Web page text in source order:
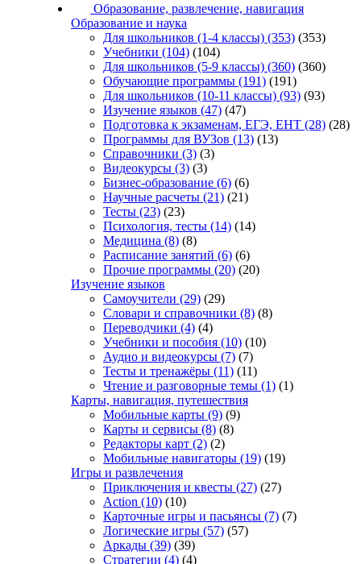
Образование, развлечение, навигация
Образование и наука
Для школьников (1-4 классы) (353) (353)
Учебники (104) (104)
Для школьников (5-9 классы) (360) (360)
Обучающие программы (191) (191)
Для школьников (10-11 классы) (93) (93)
Изучение языков (47) (47)
Подготовка к экзаменам, ЕГЭ, ЕНТ (28) (28)
Программы для ВУЗов (13) (13)
Справочники (3) (3)
Видеокурсы (3) (3)
Бизнес-образование (6) (6)
Научные расчеты (21) (21)
Тесты (23) (23)
Психология, тесты (14) (14)
Медицина (8) (8)
Расписание занятий (6) (6)
Прочие программы (20) (20)
Изучение языков
Самоучители (29) (29)
Словари и справочники (8) (8)
Переводчики (4) (4)
Учебники и пособия (10) (10)
Аудио и видеокурсы (7) (7)
Тесты и тренажёры (11) (11)
Чтение и разговорные темы (1) (1)
Карты, навигация, путешествия
Мобильные карты (9) (9)
Карты и сервисы (8) (8)
Редакторы карт (2) (2)
Мобильные навигаторы (19) (19)
Игры и развлечения
Приключения и квесты (27) (27)
Action (10) (10)
Карточные игры и пасьянсы (7) (7)
Логические игры (57) (57)
Аркады (39) (39)
Стратегии (4) (4)